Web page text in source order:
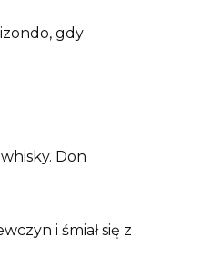
gdy
Don
i śmiał się z